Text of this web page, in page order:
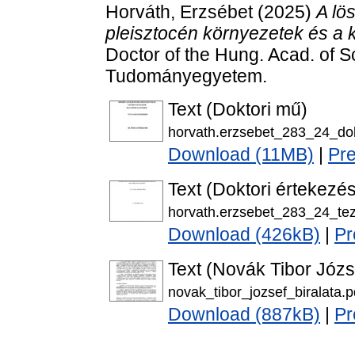
Horváth, Erzsébet(2025)A
pleisztocén környezetek és a
Doctor of the Hung. Acad. of
Tudományegyetem.
Text (Doktori mű)
Download (11MB)
Text (Doktori
Download (426kB)
Text (Novák Tibor
Download (887kB)